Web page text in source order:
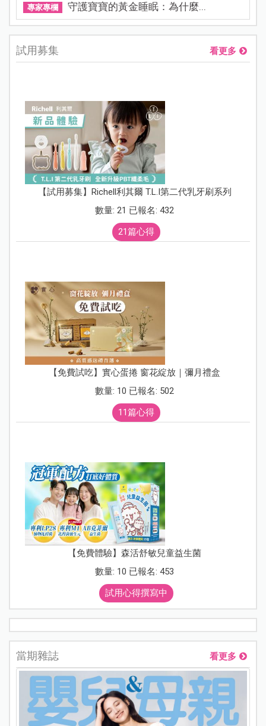
專家專欄 守護寶寶的黃金睡眠：為什麼...
試用募集 看更多
【試用募集】Richell利其爾 T.L.I第二代乳牙刷系列
數量: 21 已報名: 432
21篇心得
【免費試吃】實心蛋捲 窗花綻放｜彌月禮盒
數量: 10 已報名: 502
11篇心得
【免費體驗】森活舒敏兒童益生菌
數量: 10 已報名: 453
試用心得撰寫中
當期雜誌 看更多